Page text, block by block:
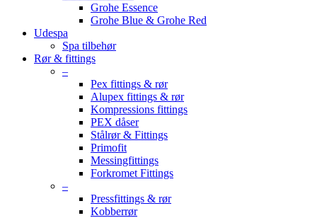
Grohe Essence
Grohe Blue & Grohe Red
Udespa
Spa tilbehør
Rør & fittings
–
Pex fittings & rør
Alupex fittings & rør
Kompressions fittings
PEX dåser
Stålrør & Fittings
Primofit
Messingfittings
Forkromet Fittings
–
Pressfittings & rør
Kobberrør